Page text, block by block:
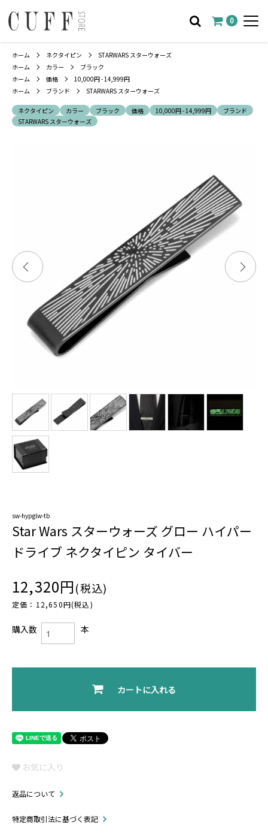
0
ホーム ネクタイピン
STARWARS スターウォーズ
ホーム
カラー
ブラック
ホーム
価格
10,000円 - 14,999円
ホーム
ブランド STARWARS スターウォーズ
ネクタイピン カラー ブラック 価格 10,000円 - 14,999円
ブランド
STARWARS スターウォーズ
sw-hypglw-tb
Star Wars スターウォーズ グロー ハイパー
ドライブ ネクタイピン タイバー
12,320円(税込)
定価：12,650円(税込)
購入数 本
カートに入れる
お気に入り
返品について
特定商取引法に基づく表記